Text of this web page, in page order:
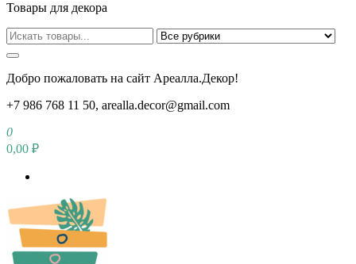
Товары для декора
Добро пожаловать на сайт Ареалла.Декор!
+7 986 768 11 50, arealla.decor@gmail.com
0
0,00 ₽